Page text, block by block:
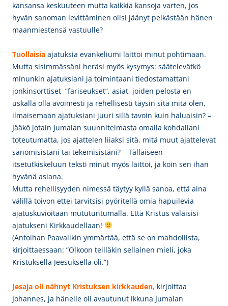
kansansa keskuuteen mutta kaikkia kansoja varten, jos
hyvän sanoman levittäminen olisi jäänyt pelkästään hänen
maanmiestensä vastuulle?
Tuollaisia ajatuksia evankeliumi laittoi minut pohtimaan.
Mutta sisimmässäni heräsi myös kysymys: säätelevätkö
minunkin ajatuksiani ja toimintaani tiedostamattani
jonkinsorttiset ”fariseukset”, asiat, joiden pelosta en
uskalla olla avoimesti ja rehellisesti täysin sitä mitä olen,
ilmaisemaan ajatuksiani juuri sillä tavoin kuin haluaisin? –
Jääkö jotain Jumalan suunnitelmasta omalla kohdallani
toteutumatta, jos ajattelen liiaksi sitä, mitä muut ajattelevat
sanomisistani tai tekemisistäni? – Tällaiseen
itsetutkiskeluun teksti minut myös laittoi, ja koin sen ihan
hyvänä asiana.
Mutta rehellisyyden nimessä täytyy kyllä sanoa, että aina
välillä toivon ettei tarvitsisi pyöritellä omia hapuilevia
ajatuskuvioitaan mututuntumalla. Että Kristus valaisisi
ajatukseni Kirkkaudellaan!
(Antoihan Paavalikin ymmärtää, että se on mahdollista,
kirjoittaessaan: ”Olkoon teilläkin sellainen mieli, joka
Kristuksella Jeesuksella oli.”)
Jesaja oli nähnyt Kristuksen kirkkauden, kirjoittaa
Johannes, ja hänelle oli avautunut ikkuna Jumalan